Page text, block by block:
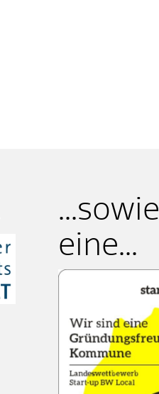
...sowie
eine...